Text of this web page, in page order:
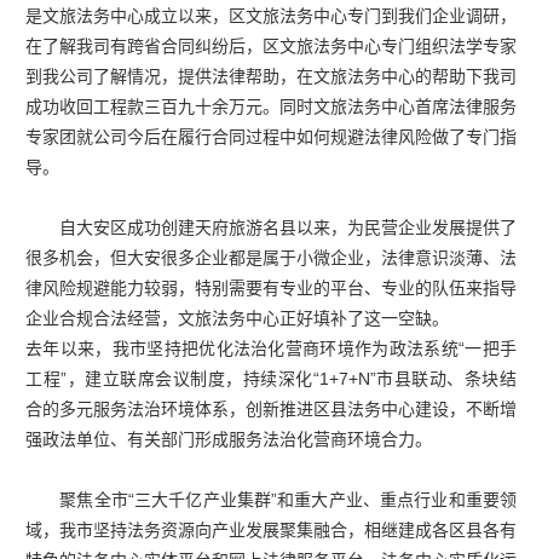
是文旅法务中心成立以来，区文旅法务中心专门到我们企业调研，
在了解我司有跨省合同纠纷后，区文旅法务中心专门组织法学专家
到我公司了解情况，提供法律帮助，在文旅法务中心的帮助下我司
成功收回工程款三百九十余万元。同时文旅法务中心首席法律服务
专家团就公司今后在履行合同过程中如何规避法律风险做了专门指
导。
自大安区成功创建天府旅游名县以来，为民营企业发展提供了
很多机会，但大安很多企业都是属于小微企业，法律意识淡薄、法
律风险规避能力较弱，特别需要有专业的平台、专业的队伍来指导
企业合规合法经营，文旅法务中心正好填补了这一空缺。
去年以来，我市坚持把优化法治化营商环境作为政法系统“一把手
工程”，建立联席会议制度，持续深化“1+7+N”市县联动、条块结
合的多元服务法治环境体系，创新推进区县法务中心建设，不断增
强政法单位、有关部门形成服务法治化营商环境合力。
聚焦全市“三大千亿产业集群”和重大产业、重点行业和重要领
域，我市坚持法务资源向产业发展聚集融合，相继建成各区县各有